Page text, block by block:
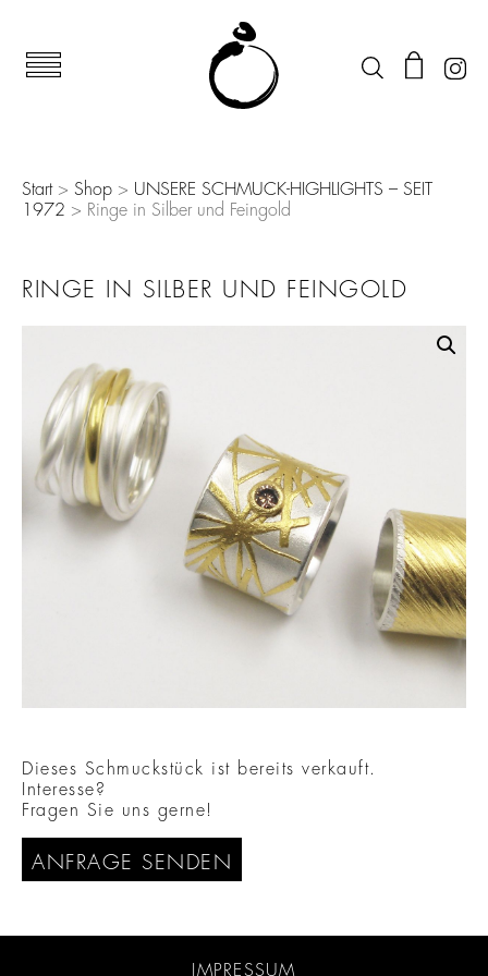
Start> Shop > UNSERE SCHMUCK-HIGHLIGHTS – SEIT
1972 > Ringe in Silber und Feingold
RINGE IN SILBER UND FEINGOLD
Dieses Schmuckstück ist bereits verkauft.
Interesse?
Fragen Sie uns gerne!
ANFRAGE SENDEN
IMPRESSUM